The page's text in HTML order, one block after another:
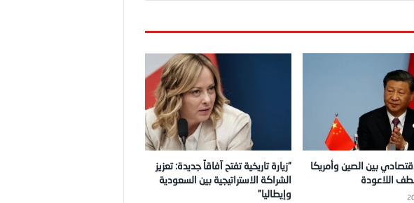
بين الصين وأمريكا
اللاعودة
“زيارة تاريخية تفتح آفاقاً جديدة: تعزيز
الشراكة الاستراتيجية بين السعودية
وإيطاليا”